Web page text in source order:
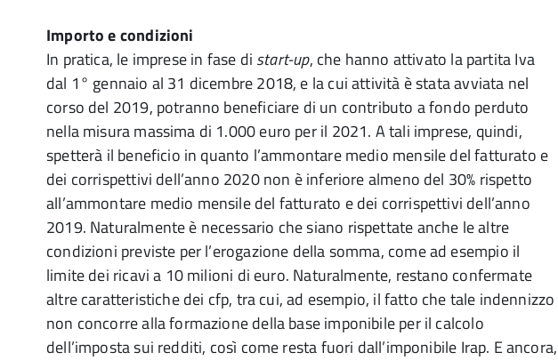
Importo e condizioni
In pratica, le imprese in fase di start-up, che hanno attivato la partita Iva
dal 1° gennaio al 31 dicembre 2018, e la cui attività è stata avviata nel
corso del 2019, potranno beneficiare di un contributo a fondo perduto
nella misura massima di 1.000 euro per il 2021. A tali imprese, quindi,
spetterà il beneficio in quanto l’ammontare medio mensile del fatturato e
dei corrispettivi dell’anno 2020 non è inferiore almeno del 30% rispetto
all’ammontare medio mensile del fatturato e dei corrispettivi dell’anno
2019. Naturalmente è necessario che siano rispettate anche le altre
condizioni previste per l’erogazione della somma, come ad esempio il
limite dei ricavi a 10 milioni di euro. Naturalmente, restano confermate
altre caratteristiche dei cfp, tra cui, ad esempio, il fatto che tale indennizzo
non concorre alla formazione della base imponibile per il calcolo
dell’imposta sui redditi, così come resta fuori dall’imponibile Irap. E ancora,